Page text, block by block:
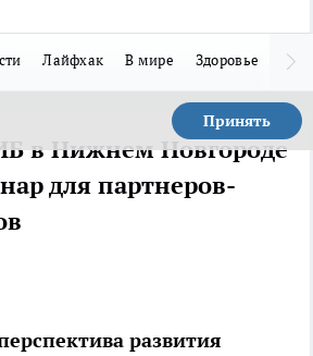
Лайфхак В мире Здоровье
Принять
в Нижнем Новгороде
для партнеров-
развития